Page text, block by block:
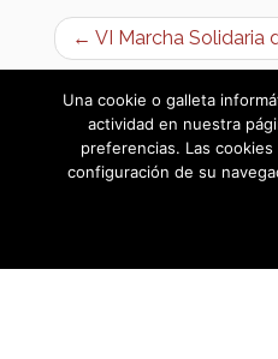
← VI Marcha Solidaria
Una cookie o galleta
actividad en nuestra
preferencias. Las
configuración de su